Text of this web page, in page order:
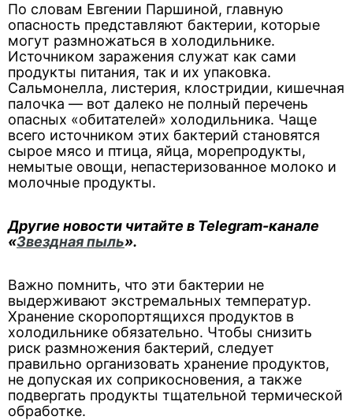
По словам Евгении Паршиной, главную
опасность представляют бактерии, которые
могут размножаться в холодильнике.
Источником заражения служат как сами
продукты питания, так и их упаковка.
Сальмонелла, листерия, клостридии, кишечная
палочка — вот далеко не полный перечень
опасных «обитателей» холодильника. Чаще
всего источником этих бактерий становятся
сырое мясо и птица, яйца, морепродукты,
немытые овощи, непастеризованное молоко и
молочные продукты.
Другие новости читайте в Telegram-канале
«Звездная пыль».
Важно помнить, что эти бактерии не
выдерживают экстремальных температур.
Хранение скоропортящихся продуктов в
холодильнике обязательно. Чтобы снизить
риск размножения бактерий, следует
правильно организовать хранение продуктов,
не допуская их соприкосновения, а также
подвергать продукты тщательной термической
обработке.